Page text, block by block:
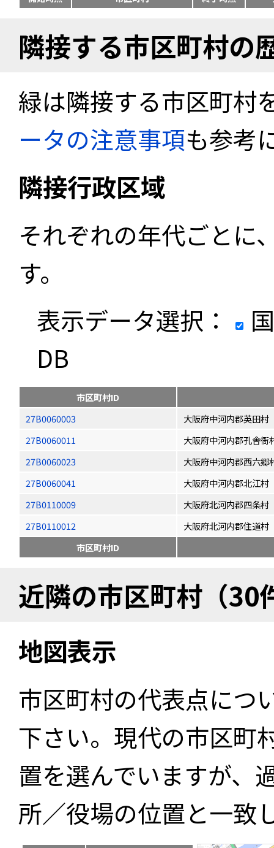
隣接する市区町村の
緑は隣接する市区町村
ータの注意事項も参考
隣接行政区域
それぞれの年代ごとに
す。
表示データ選択：
DB
市区町村ID
27B0060003
大阪府中河内郡英田村
27B0060011
大阪府中河内郡孔舎衙
27B0060023
大阪府中河内郡西六郷
27B0060041
大阪府中河内郡北江村
27B0110009
大阪府北河内郡四条村
27B0110012
大阪府北河内郡住道村
市区町村ID
近隣の市区町村（30
地図表示
市区町村の代表点につ
下さい。現代の市区町
置を選んでいますが、
所／役場の位置と一致